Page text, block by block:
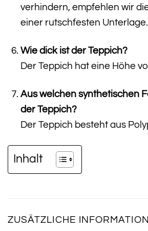
verhindern, empfehlen wir
einer rutschfesten Unterlage.
Wie dick ist der Teppich?
Der Teppich hat eine Höhe
Aus welchen synthetischen
der Teppich?
Der Teppich besteht aus
Inhalt
ZUSÄTZLICHE